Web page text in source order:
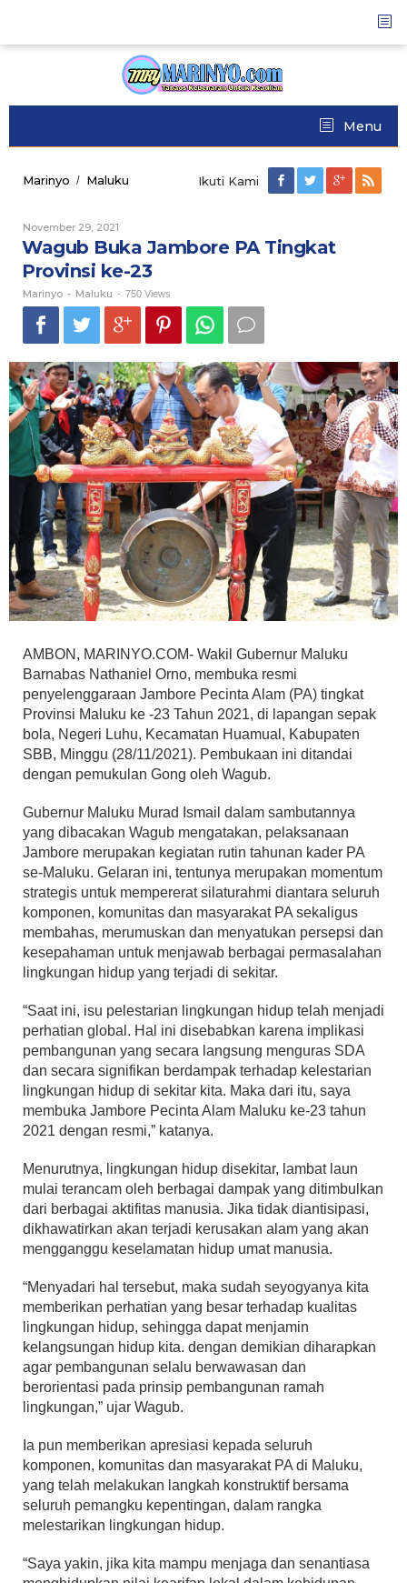
content
Menu
Marinyo / Maluku
Tingkat
Provinsi
ke-
23
Ikuti Kami
November 29, 2021
Marinyo
Wagub Buka Jambore PA Tingkat
Provinsi ke-23
Marinyo - Maluku - 750 Views
AMBON, MARINYO.COM- Wakil Gubernur Maluku
Barnabas Nathaniel Orno, membuka resmi
penyelenggaraan Jambore Pecinta Alam (PA) tingkat
Provinsi Maluku ke -23 Tahun 2021, di lapangan sepak
bola, Negeri Luhu, Kecamatan Huamual, Kabupaten
SBB, Minggu (28/11/2021). Pembukaan ini ditandai
dengan pemukulan Gong oleh Wagub.
Gubernur Maluku Murad Ismail dalam sambutannya
yang dibacakan Wagub mengatakan, pelaksanaan
Jambore merupakan kegiatan rutin tahunan kader PA
se-Maluku. Gelaran ini, tentunya merupakan momentum
strategis untuk mempererat silaturahmi diantara seluruh
komponen, komunitas dan masyarakat PA sekaligus
membahas, merumuskan dan menyatukan persepsi dan
kesepahaman untuk menjawab berbagai permasalahan
lingkungan hidup yang terjadi di sekitar.
“Saat ini, isu pelestarian lingkungan hidup telah menjadi
perhatian global. Hal ini disebabkan karena implikasi
pembangunan yang secara langsung menguras SDA
dan secara signifikan berdampak terhadap kelestarian
lingkungan hidup di sekitar kita. Maka dari itu, saya
membuka Jambore Pecinta Alam Maluku ke-23 tahun
2021 dengan resmi,” katanya.
Menurutnya, lingkungan hidup disekitar, lambat laun
mulai terancam oleh berbagai dampak yang ditimbulkan
dari berbagai aktifitas manusia. Jika tidak diantisipasi,
dikhawatirkan akan terjadi kerusakan alam yang akan
mengganggu keselamatan hidup umat manusia.
“Menyadari hal tersebut, maka sudah seyogyanya kita
memberikan perhatian yang besar terhadap kualitas
lingkungan hidup, sehingga dapat menjamin
kelangsungan hidup kita. dengan demikian diharapkan
agar pembangunan selalu berwawasan dan
berorientasi pada prinsip pembangunan ramah
lingkungan,” ujar Wagub.
Ia pun memberikan apresiasi kepada seluruh
komponen, komunitas dan masyarakat PA di Maluku,
yang telah melakukan langkah konstruktif bersama
seluruh pemangku kepentingan, dalam rangka
melestarikan lingkungan hidup.
“Saya yakin, jika kita mampu menjaga dan senantiasa